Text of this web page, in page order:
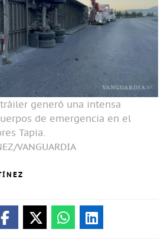
generó una intensa
de emergencia en el
Tapia.
VANGUARDIA